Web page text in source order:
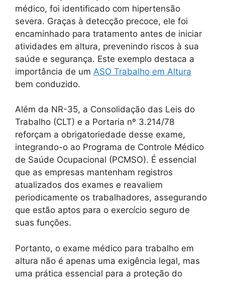
médico, foi identificado com hipertensão
severa. Graças à detecção precoce, ele foi
encaminhado para tratamento antes de iniciar
atividades em altura, prevenindo riscos à sua
saúde e segurança. Este exemplo destaca a
importância de um ASO Trabalho em Altura
bem conduzido.
Além da NR-35, a Consolidação das Leis do
Trabalho (CLT) e a Portaria nº 3.214/78
reforçam a obrigatoriedade desse exame,
integrando-o ao Programa de Controle Médico
de Saúde Ocupacional (PCMSO). É essencial
que as empresas mantenham registros
atualizados dos exames e reavaliem
periodicamente os trabalhadores, assegurando
que estão aptos para o exercício seguro de
suas funções.
Portanto, o exame médico para trabalho em
altura não é apenas uma exigência legal, mas
uma prática essencial para a proteção do